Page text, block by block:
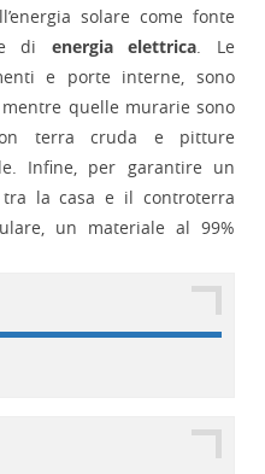
solare come fonte
di energia elettrica. Le
e porte interne, sono
quelle murarie sono
terra cruda e pitture
Infine, per garantire un
la casa e il controterra
un materiale al 99%